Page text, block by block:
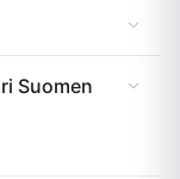
Suomen